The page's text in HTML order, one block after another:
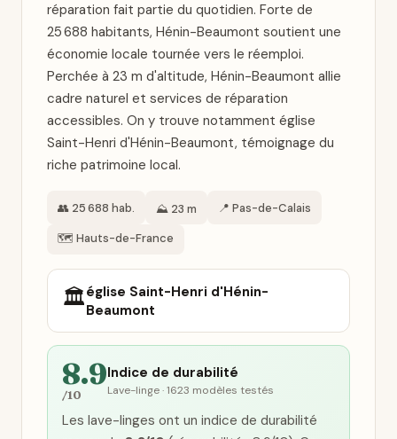
réparation fait partie du quotidien. Forte de
25 688 habitants, Hénin-Beaumont soutient une
économie locale tournée vers le réemploi.
Perchée à 23 m d'altitude, Hénin-Beaumont allie
cadre naturel et services de réparation
accessibles. On y trouve notamment église
Saint-Henri d'Hénin-Beaumont, témoignage du
riche patrimoine local.
👥 25 688 hab. ⛰️ 23 m 📍 Pas-de-Calais
🗺️ Hauts-de-France
🏛️église Saint-Henri d'Hénin-
Beaumont
8.9
/10
Indice de durabilité
Lave-linge · 1623 modèles testés
Les lave-linges ont un indice de durabilité